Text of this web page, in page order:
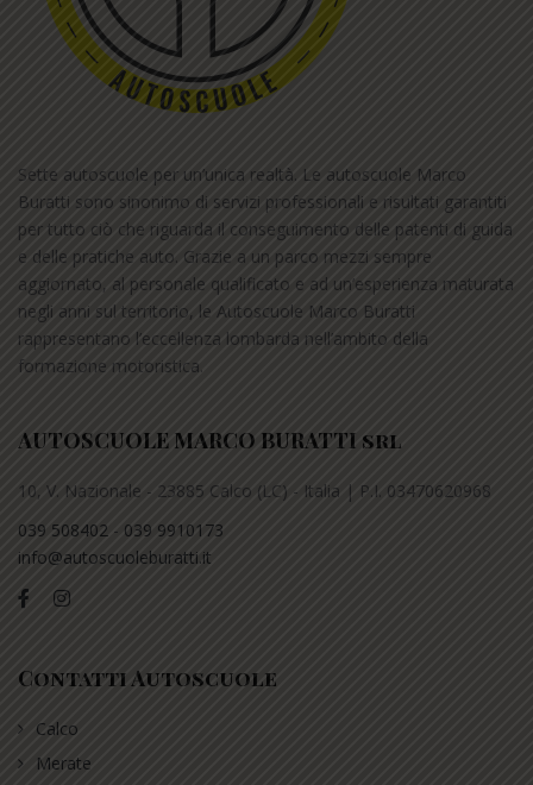
Sette autoscuole per un’unica realtà. Le autoscuole Marco
Buratti sono sinonimo di servizi professionali e risultati garantiti
per tutto ciò che riguarda il conseguimento delle patenti di guida
e delle pratiche auto. Grazie a un parco mezzi sempre
aggiornato, al personale qualificato e ad un’esperienza maturata
negli anni sul territorio, le Autoscuole Marco Buratti
rappresentano l’eccellenza lombarda nell’ambito della
formazione motoristica.
AUTOSCUOLE MARCO BURATTI srl
10, V. Nazionale - 23885 Calco (LC) - Italia | P.I. 03470620968
039 508402 - 039 9910173
info@autoscuoleburatti.it
Contatti Autoscuole
Calco
Merate